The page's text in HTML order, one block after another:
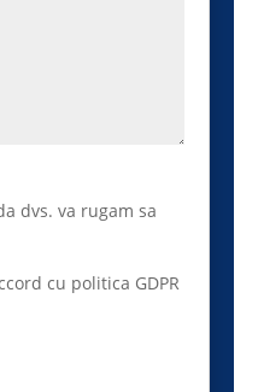
dvs. va rugam sa
cu politica GDPR